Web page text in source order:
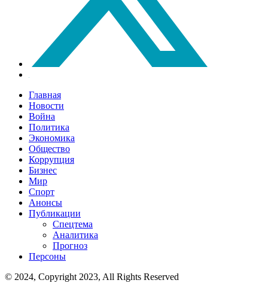
Главная
Новости
Война
Политика
Экономика
Общество
Коррупция
Бизнес
Мир
Спорт
Анонсы
Публикации
Спецтема
Аналитика
Прогноз
Персоны
© 2024, Copyright 2023, All Rights Reserved